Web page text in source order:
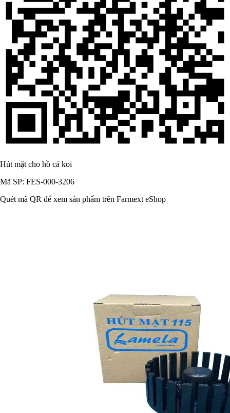
Hút mặt cho hồ cá koi
Mã SP: FES-000-3206
Quét mã QR để xem sản phẩm trên Farmext eShop